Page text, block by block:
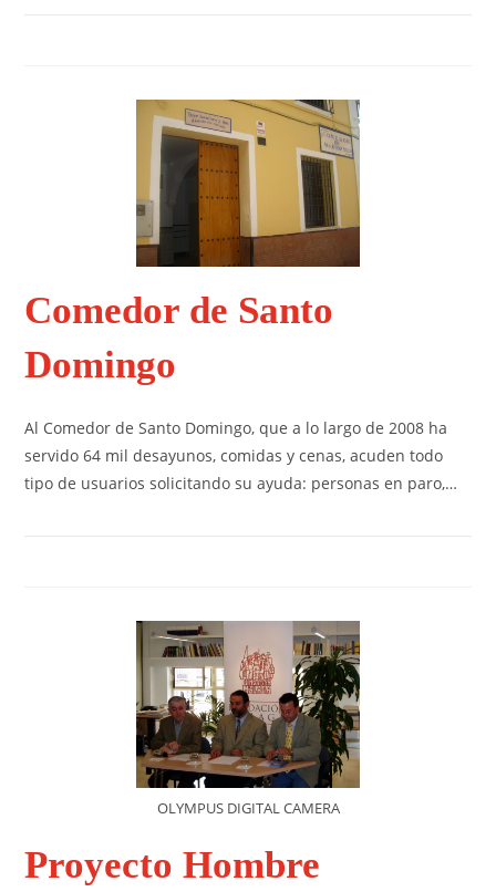
Comedor de Santo
Domingo
Al Comedor de Santo Domingo, que a lo largo de 2008 ha
servido 64 mil desayunos, comidas y cenas, acuden todo
tipo de usuarios solicitando su ayuda: personas en paro,…
OLYMPUS DIGITAL CAMERA
Proyecto Hombre